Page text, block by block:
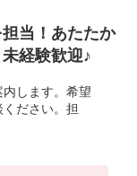
当！あたたか
経験歓迎♪
します。希望
ださい。担